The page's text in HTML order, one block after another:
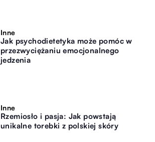
Inne
Jak psychodietetyka może pomóc w
przezwyciężaniu emocjonalnego
jedzenia
Inne
Rzemiosło i pasja: Jak powstają
unikalne torebki z polskiej skóry